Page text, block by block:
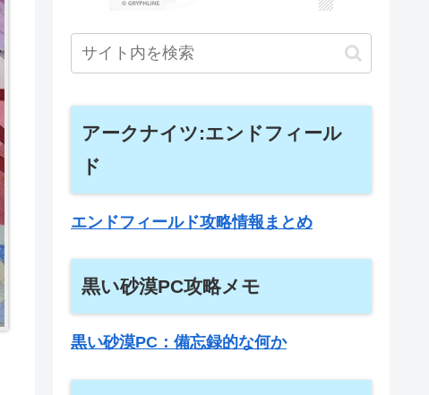
アークナイツ:エンドフィール
ド
エンドフィールド攻略情報まとめ
黒い砂漠PC攻略メモ
黒い砂漠PC：備忘録的な何か